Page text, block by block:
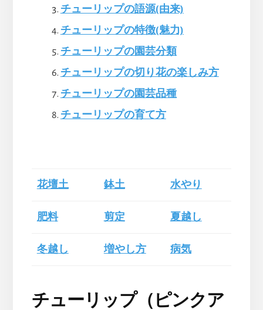
チューリップの語源(由来)
チューリップの特徴(魅力)
チューリップの園芸分類
チューリップの切り花の楽しみ方
チューリップの園芸品種
チューリップの育て方
花壇土 鉢土 水やり
肥料 剪定 夏越し
冬越し 増やし方 病気
チューリップ（ピンクア